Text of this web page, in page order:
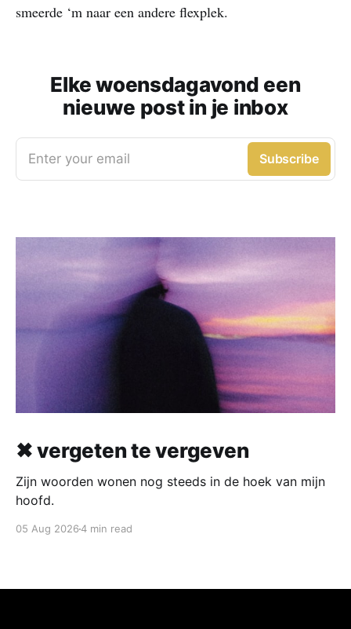
smeerde ‘m naar een andere flexplek.
Elke woensdagavond een
nieuwe post in je inbox
Enter your email Subscribe
✖ vergeten te vergeven
Zijn woorden wonen nog steeds in de hoek van mijn
hoofd.
05 Aug 20264 min read